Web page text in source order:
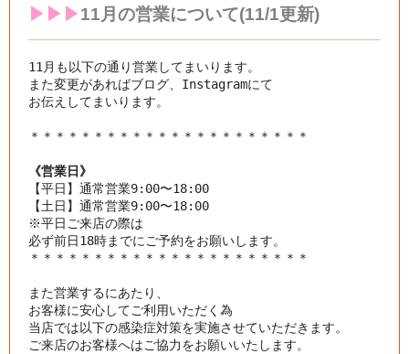
▶︎▶︎▶︎11月の営業について(11/1更新)
11月も以下の通り営業してまいります。
また変更があればブログ、Instagramにて
お伝えしてまいります。
《営業日》
【平日】通常営業9:00〜18:00
【土日】通常営業9:00〜18:00
※平日ご来店の際は
＊＊＊＊＊＊＊＊＊＊＊＊＊＊＊＊＊＊＊＊＊＊
また営業するにあたり、
お客様に安心してご利用いただく為
当店では以下の感染症対策を実施させていただきます。
ご来店のお客様へはご協力をお願いいたします。